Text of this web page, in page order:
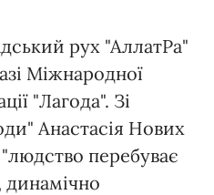
рух "АллатРа"
Міжнародної
"Лагода". Зі
Анастасія Нових
перебуває
динамічно